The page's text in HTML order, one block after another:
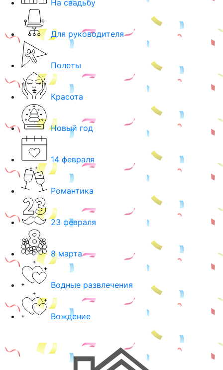
На свадьбу
Для руководителя
Полеты
Красота
Новый год
14 февраля
Романтика
23 февраля
8 марта
Водные развлечения
Вождение